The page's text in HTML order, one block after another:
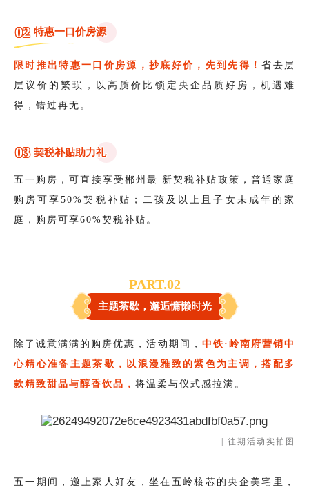
02 特惠一口价房源
限时推出特惠一口价房源，抄底好价，先到先得！省去层
层议价的繁琐，以高质价比锁定央企品质好房，机遇难
得，错过再无。
03 契税补贴助力礼
五一购房，可直接享受郴州最 新契税补贴政策，普通家庭
购房可享50%契税补贴；二孩及以上且子女未成年的家
庭，购房可享60%契税补贴。
PART.02
主题茶歇，邂逅慵懒时光
除了诚意满满的购房优惠，活动期间， 中铁·岭南府营销中
心精心准备主题茶歇，以浪漫雅致的紫色为主调，搭配多
款精致甜品与醇香饮品， 将温柔与仪式感拉满。
| 往期活动实拍图
五一期间，邀上家人好友，坐在五岭核芯的央企美宅里，